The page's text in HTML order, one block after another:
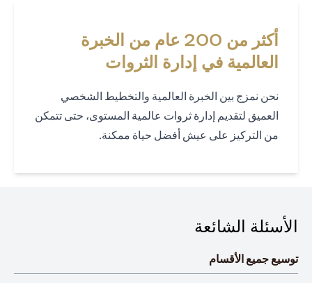
أكثر من 200 عام من الخبرة
العالمية في إدارة الثروات
نحن نمزج بين الخبرة العالمية والتخطيط الشخصي
العميق لتقديم إدارة ثروات عالمية المستوى، حتى تتمكن
من التركيز على عيش أفضل حياة ممكنة.
الأسئلة الشائعة
توسيع جميع الأقسام